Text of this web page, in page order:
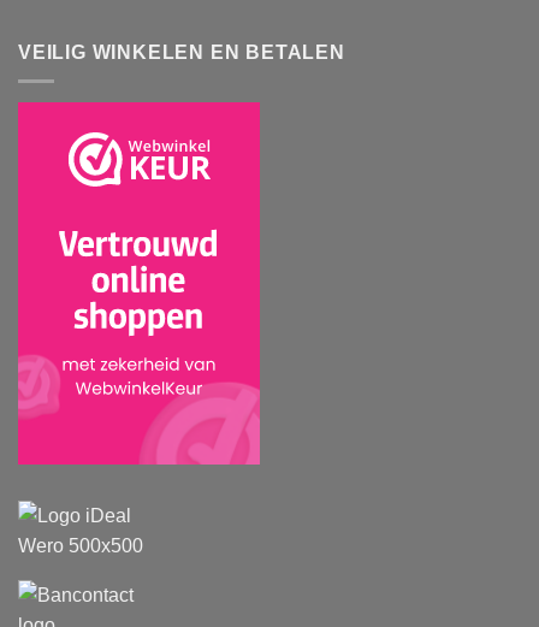
VEILIG WINKELEN EN BETALEN